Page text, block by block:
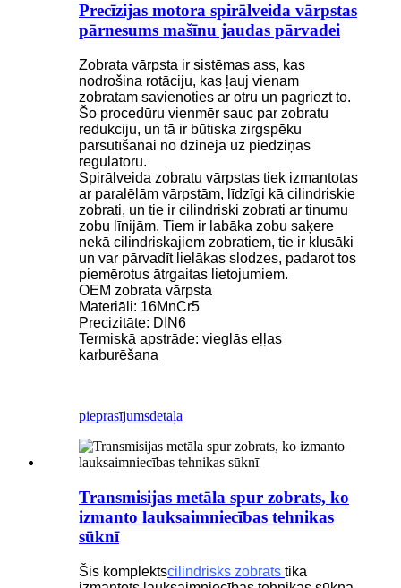
Precīzijas motora spirālveida vārpstas
pārnesums mašīnu jaudas pārvadei
Zobrata vārpsta ir sistēmas ass, kas
nodrošina rotāciju, kas ļauj vienam
zobratam savienoties ar otru un pagriezt to.
Šo procedūru vienmēr sauc par zobratu
redukciju, un tā ir būtiska zirgspēku
pārsūtīšanai no dzinēja uz piedziņas
regulatoru.
Spirālveida zobratu vārpstas tiek izmantotas
ar paralēlām vārpstām, līdzīgi kā cilindriskie
zobrati, un tie ir cilindriski zobrati ar tinumu
zobu līnijām. Tiem ir labāka zobu saķere
nekā cilindriskajiem zobratiem, tie ir klusāki
un var pārvadīt lielākas slodzes, padarot tos
piemērotus ātrgaitas lietojumiem.
OEM zobrata vārpsta
Materiāli: 16MnCr5
Precizitāte: DIN6
Termiskā apstrāde: vieglās eļļas
karburēšana
pieprasījumsdetaļa
Transmisijas metāla spur zobrats, ko
izmanto lauksaimniecības tehnikas
sūknī
Šis komplektscilindrisks zobrats tika